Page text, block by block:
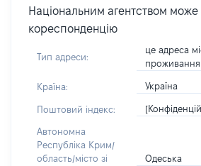
Національним агентством може
кореспонденцію
Тип адреси:
це адреса
проживання
Країна: Україна
Поштовий індекс:
Автономна
Республіка Крим/
область/місто зі
Одеська